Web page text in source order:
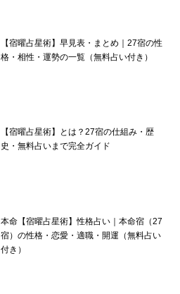
【宿曜占星術】早見表・まとめ｜27宿の性
格・相性・運勢の一覧（無料占い付き）
【宿曜占星術】とは？27宿の仕組み・歴
史・無料占いまで完全ガイド
本命【宿曜占星術】性格占い｜本命宿（27
宿）の性格・恋愛・適職・開運（無料占い
付き）